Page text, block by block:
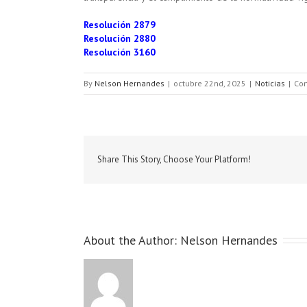
Resolución 2879
Resolución 2880
Resolución 3160
By Nelson Hernandes | octubre 22nd, 2025 | Noticias |
Share This Story, Choose Your Platform!
About the Author: Nelson Hernandes